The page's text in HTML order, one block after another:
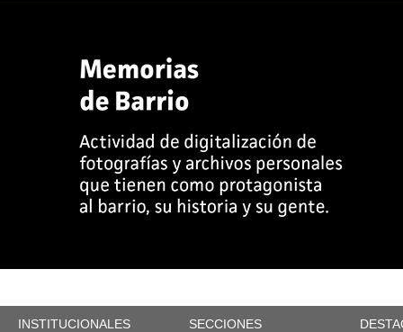
INSTITUCIONALES SECCIONES